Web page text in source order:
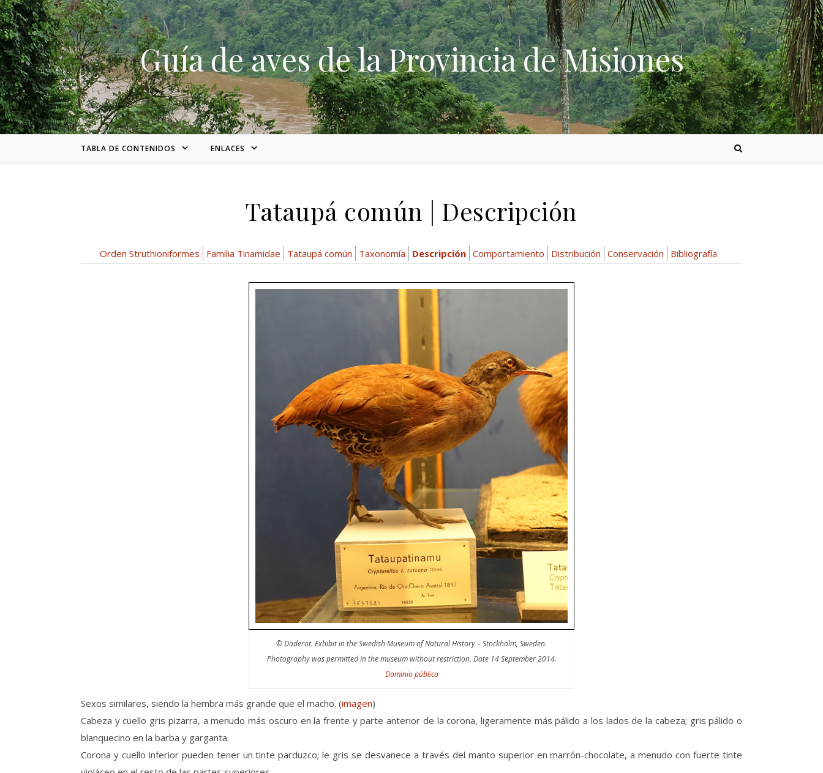
Skip to content
Guía de aves de la Provincia de Misiones
TABLA DE CONTENIDOS ENLACES
Tataupá común | Descripción
Orden Struthioniformes Familia Tinamidae Tataupá común Taxonomía Descripción Comportamiento Distribución Conservación Bibliografía
© Daderot. Exhibit in the Swedish Museum of Natural History – Stockholm, Sweden.
Photography was permitted in the museum without restriction. Date 14 September 2014.
Dominio público
Sexos similares, siendo la hembra más grande que el macho. (imagen)
Cabeza y cuello gris pizarra, a menudo más oscuro en la frente y parte anterior de la corona, ligeramente más pálido a los lados de la cabeza; gris pálido o
blanquecino en la barba y garganta.
Corona y cuello inferior pueden tener un tinte parduzco; le gris se desvanece a través del manto superior en marrón-chocolate, a menudo con fuerte tinte